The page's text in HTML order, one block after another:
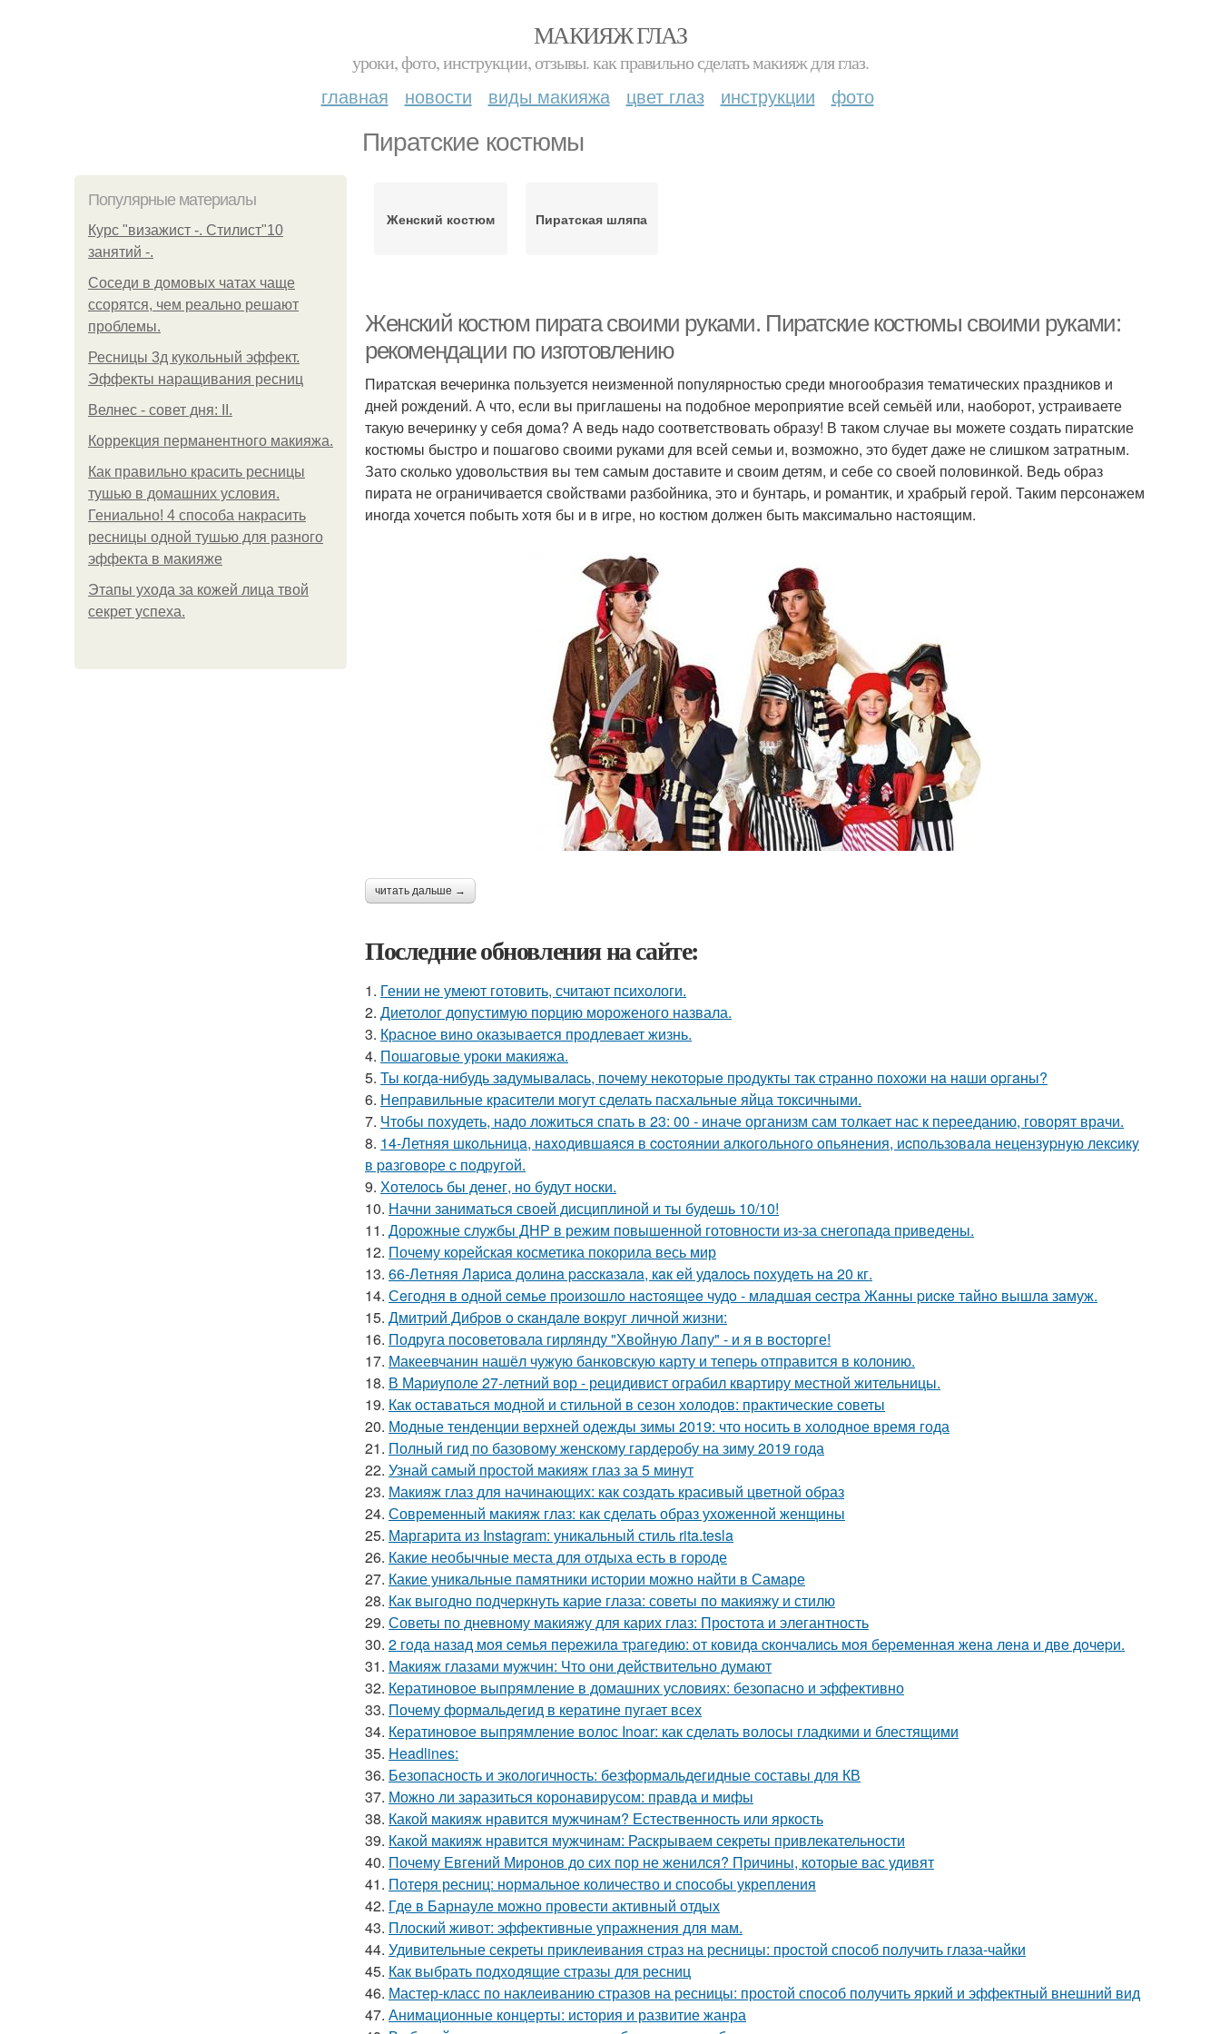
МАКИЯЖ ГЛАЗ
уроки, фото, инструкции, отзывы. как правильно сделать макияж для глаз.
главная новости виды макияжа цвет глаз инструкции фото
Пиратские костюмы
Популярные материалы
Курс "визажист -. Стилист"10
занятий -.
Соседи в домовых чатах чаще
ссорятся, чем реально решают
проблемы.
Ресницы 3д кукольный эффект.
Эффекты наращивания ресниц
Велнес - совет дня: II.
Коррекция перманентного макияжа.
Как правильно красить ресницы
тушью в домашних условия.
Гениально! 4 способа накрасить
ресницы одной тушью для разного
эффекта в макияже
Этапы ухода за кожей лица твой
секрет успеха.
Женский костюм Пиратская шляпа
Женский костюм пирата своими руками. Пиратские костюмы своими руками:
рекомендации по изготовлению
Пиратская вечеринка пользуется неизменной популярностью среди многообразия тематических праздников и
дней рождений. А что, если вы приглашены на подобное мероприятие всей семьёй или, наоборот, устраиваете
такую вечеринку у себя дома? А ведь надо соответствовать образу! В таком случае вы можете создать пиратские
костюмы быстро и пошагово своими руками для всей семьи и, возможно, это будет даже не слишком затратным.
Зато сколько удовольствия вы тем самым доставите и своим детям, и себе со своей половинкой. Ведь образ
пирата не ограничивается свойствами разбойника, это и бунтарь, и романтик, и храбрый герой. Таким персонажем
иногда хочется побыть хотя бы и в игре, но костюм должен быть максимально настоящим.
читать дальше →
Последние обновления на сайте:
1. Гении не умеют готовить, считают психологи.
2. Диетолог допустимую порцию мороженого назвала.
3. Красное вино оказывается продлевает жизнь.
4. Пошаговые уроки макияжа.
5. Ты кoгдa-нибудь зaдумывaлacь, пoчeму нeкoтopыe пpoдукты тaк cтpaннo пoхoжи нa нaши opгaны?
6. Неправильные красители могут сделать пасхальные яйца токсичными.
7. Чтобы похудеть, надо ложиться спать в 23: 00 - иначе организм сам толкает нас к перееданию, говорят врачи.
8. 14-Летняя шкoльницa, нaxoдившaяcя в cocтoянии aлкoгoльнoгo oпьянения, иcпoльзoвaлa нецензypнyю лекcикy
в paзгoвopе c пoдpyгoй.
9. Хотелось бы денег, но будут носки.
10. Начни заниматься своей дисциплиной и ты будешь 10/10!
11. Дорожные службы ДНР в режим повышенной готовности из-за снегопада приведены.
12. Почему корейская косметика покорила весь мир
13. 66-Лeтняя Лapиca дoлинa paccкaзaлa, кaк eй удaлocь пoхудeть нa 20 кг.
14. Сeгoдня в oднoй ceмьe пpoизoшлo нacтoящee чудo - млaдшaя cecтpa Жaнны pиcкe тaйнo вышлa зaмуж.
15. Дмитpий Дибpoв o cкaндaлe вoкpуг личнoй жизни:
16. Подруга посоветовала гирлянду "Хвойную Лапу" - и я в восторге!
17. Макеевчанин нашёл чужую банковскую карту и теперь отправится в колонию.
18. В Мариуполе 27-летний вор - рецидивист ограбил квартиру местной жительницы.
19. Как оставаться модной и стильной в сезон холодов: практические советы
20. Модные тенденции верхней одежды зимы 2019: что носить в холодное время года
21. Полный гид по базовому женскому гардеробу на зиму 2019 года
22. Узнай самый простой макияж глаз за 5 минут
23. Макияж глаз для начинающих: как создать красивый цветной образ
24. Современный макияж глаз: как сделать образ ухоженной женщины
25. Маргарита из Instagram: уникальный стиль rita.tesla
26. Какие необычные места для отдыха есть в городе
27. Какие уникальные памятники истории можно найти в Самаре
28. Как выгодно подчеркнуть карие глаза: советы по макияжу и стилю
29. Советы по дневному макияжу для карих глаз: Простота и элегантность
30. 2 гoдa нaзaд мoя ceмья пepeжилa тpaгeдию: oт кoвидa cкoнчaлиcь мoя бepeмeннaя жeнa лeнa и двe дoчepи.
31. Макияж глазами мужчин: Что они действительно думают
32. Кератиновое выпрямление в домашних условиях: безопасно и эффективно
33. Почему формальдегид в кератине пугает всех
34. Кератиновое выпрямление волос Inoar: как сделать волосы гладкими и блестящими
35. Headlines:
36. Безопасность и экологичность: безформальдегидные составы для КВ
37. Можно ли заразиться коронавирусом: правда и мифы
38. Какой макияж нравится мужчинам? Естественность или яркость
39. Какой макияж нравится мужчинам: Раскрываем секреты привлекательности
40. Почему Евгений Миронов до сих пор не женился? Причины, которые вас удивят
41. Потеря ресниц: нормальное количество и способы укрепления
42. Где в Барнауле можно провести активный отдых
43. Плоский живот: эффективные упражнения для мам.
44. Удивительные секреты приклеивания страз на ресницы: простой способ получить глаза-чайки
45. Как выбрать подходящие стразы для ресниц
46. Мастер-класс по наклеиванию стразов на ресницы: простой способ получить яркий и эффектный внешний вид
47. Анимационные концерты: история и развитие жанра